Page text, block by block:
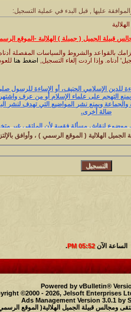
قبيلة الجميل ( جميلة ) الهلالية -الموقع
بالقواعد والشروط والسياسات المفصلة
وإذا اردت إلغاء التسجيل, اضغط هنا
للدين الإسلامي الحنيف، أو الإساءة للرسول
التهجم على علماء الإسلام أو من عرف واشتهر
ويمنع نشر المواضيع التي تهدف لنشر
ضالة أخرى.
أو كتابة ما يتعارض مع القوانين المتعارف
أو قول من الأثر فلن يقبل إلا ما وافق مذهب أهل
، مثلاً نذكر العناوين التالية والتي يمنع
الهلالية ( الموقع الرسمي ) ، وأوافق
الساعة الآن05:52 PM
.
Powered by vBulletin®
©2000 - 2026, Jelsoft Enterprises
Ads Management Version 3.0.1 by
ومجالس قبيلة الجميل الهلالية( الموقع